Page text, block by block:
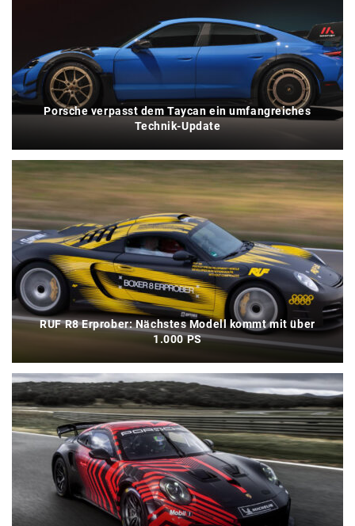
Porsche verpasst dem Taycan ein umfangreiches
Technik-Update
RUF R8 Erprober: Nächstes Modell kommt mit über
1.000 PS